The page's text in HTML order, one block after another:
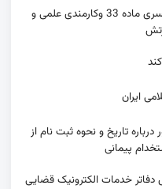
آگهی جذب و پذیرش طیف افسری ماده 33 وکارمندی علمی و
ایران
تاریخ و نحوه ثبت نام از
پیمانی
دفاتر خدمات الکترونیک قضایی